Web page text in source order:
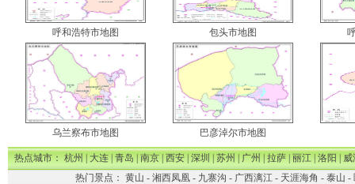
呼和浩特市地图 包头市地图
乌兰察布市地图 巴彦淖尔市地图
热点城市：杭州|大连|青岛|南京|西安|深圳|苏州|广州|拉萨|丽江|洛阳|威
热门景点： 黄山 - 湘西凤凰- 九寨沟 - 广西漓江- 天涯海角 - 泰山 -